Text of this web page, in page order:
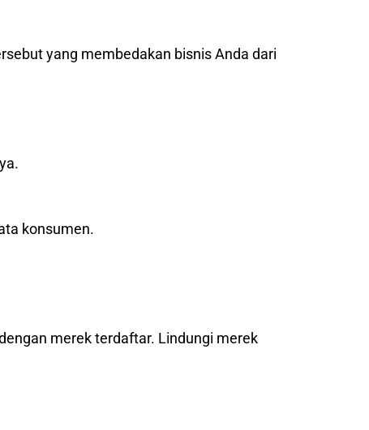
yang membedakan bisnis Anda dari
konsumen.
merek terdaftar. Lindungi merek